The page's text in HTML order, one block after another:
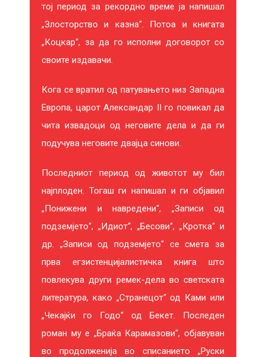
тој период за рекордно време ја напишал
„Злосторство и казна“. Потоа и книгата
„Коцкар“, за да го исполни договорот со
своите издавачи.
Кога се вратил од патувањето низ Западна
Европа, царот Александар II го повикал да
чита извадоци од неговите дела и да ги
подучува неговите двајца синови.
Последниот период од животот му бил
најплоден. Тогаш ги напишал и ги објавил
„Понижени и навредени“, „Записи од
подземјето“, „Идиот“, „Бесови“, „Кротка“ и
др. „Записи од подземјето“ се смета за
прва егзистенцијалистичка книга што
повлекува други ремек-дела во светската
литература, како „Странецот“ од Ками или
„Чекајќи го Годо“ од Бекет. Последен
роман му е „Браќа Карамазови“, објавуван
во продолженија во списанието „Руски